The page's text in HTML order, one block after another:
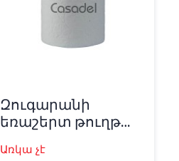
Զուգարանի
եռաշերտ թուղթ
Առկա չէ